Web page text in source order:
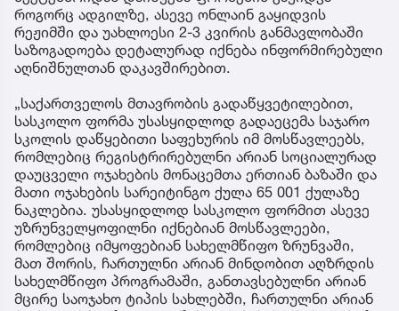
როგორც ადგილზე, ასევე ონლაინ გაყიდვის
რეჟიმში და უახლოესი 2-3 კვირის განმავლობაში
საზოგადოება დეტალურად იქნება ინფორმირებული
აღნიშნულთან დაკავშირებით.
„საქართველოს მთავრობის გადაწყვეტილებით,
სასკოლო ფორმა უსასყიდლოდ გადაეცემა საჯარო
სკოლის დაწყებითი საფეხურის იმ მოსწავლეებს,
რომლებიც რეგისტრირებულნი არიან სოციალურად
დაუცველი ოჯახების მონაცემთა ერთიან ბაზაში და
მათი ოჯახების სარეიტინგო ქულა 65 001 ქულაზე
ნაკლებია. უსასყიდლოდ სასკოლო ფორმით ასევე
უზრუნველყოფილნი იქნებიან მოსწავლეები,
რომლებიც იმყოფებიან სახელმწიფო ზრუნვაში,
მათ შორის, ჩართულნი არიან მინდობით აღზრდის
სახელმწიფო პროგრამაში, განთავსებულნი არიან
მცირე საოჯახო ტიპის სახლებში, ჩართულნი არიან